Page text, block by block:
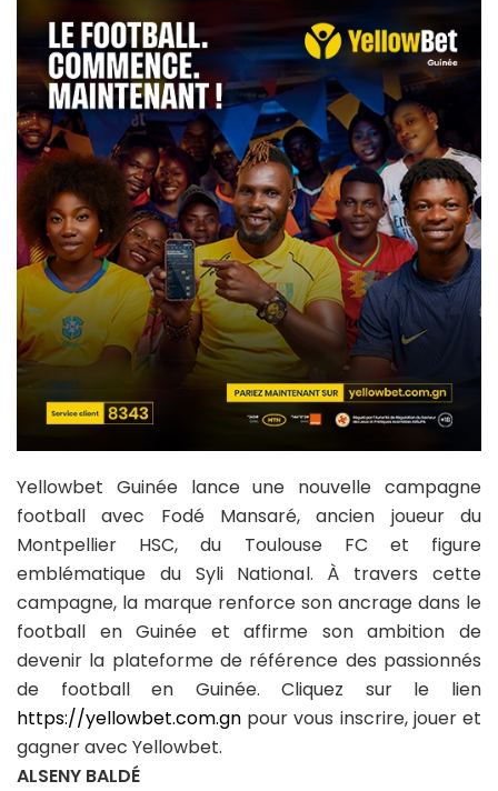
Yellowbet Guinée lance une nouvelle campagne
football avec Fodé Mansaré, ancien joueur du
Montpellier HSC, du Toulouse FC et figure
emblématique du Syli National. À travers cette
campagne, la marque renforce son ancrage dans le
football en Guinée et affirme son ambition de
devenir la plateforme de référence des passionnés
de football en Guinée. Cliquez sur le lien
https://yellowbet.com.gn pour vous inscrire, jouer et
gagner avec Yellowbet.
ALSENY BALDÉ